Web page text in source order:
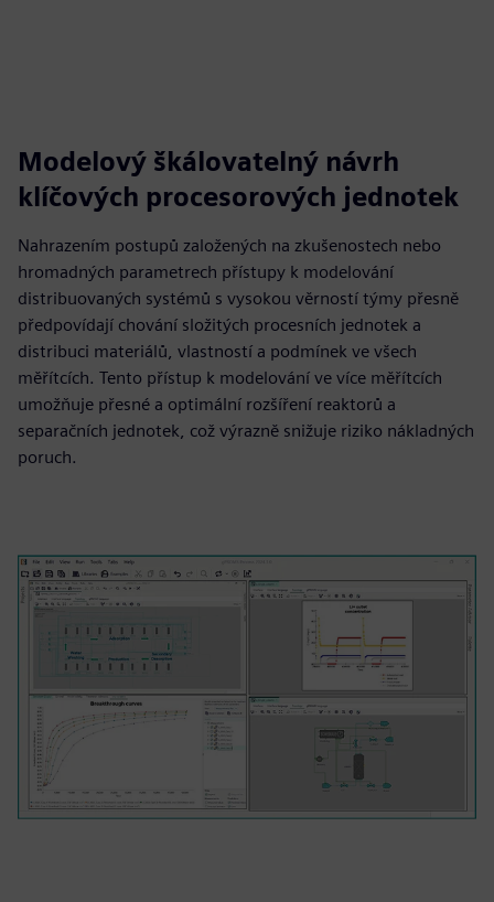
Modelový škálovatelný návrh
klíčových procesorových jednotek
Nahrazením postupů založených na zkušenostech nebo
hromadných parametrech přístupy k modelování
distribuovaných systémů s vysokou věrností týmy přesně
předpovídají chování složitých procesních jednotek a
distribuci materiálů, vlastností a podmínek ve všech
měřítcích. Tento přístup k modelování ve více měřítcích
umožňuje přesné a optimální rozšíření reaktorů a
separačních jednotek, což výrazně snižuje riziko nákladných
poruch.